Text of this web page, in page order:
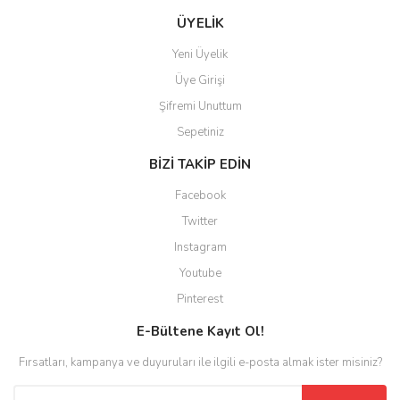
ÜYELİK
Yeni Üyelik
Üye Girişi
Şifremi Unuttum
Sepetiniz
BİZİ TAKİP EDİN
Facebook
Twitter
Instagram
Youtube
Pinterest
E-Bültene Kayıt Ol!
Fırsatları, kampanya ve duyuruları ile ilgili e-posta almak ister misiniz?